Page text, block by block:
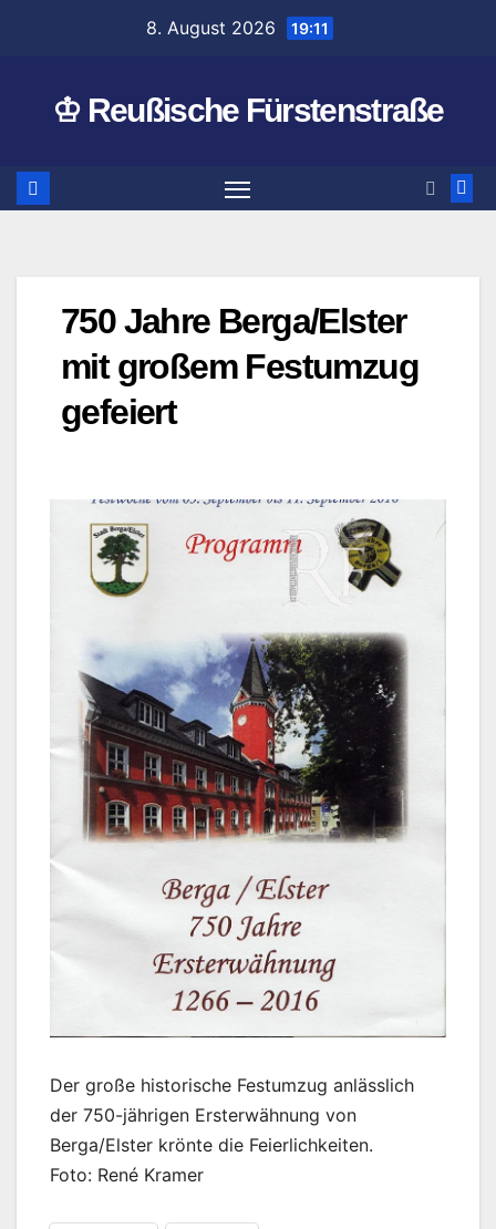
8. August 2026 19:11
♔ Reußische Fürstenstraße
750 Jahre Berga/Elster
mit großem Festumzug
gefeiert
Der große historische Festumzug anlässlich
der 750-jährigen Ersterwähnung von
Berga/Elster krönte die Feierlichkeiten.
Foto: René Kramer